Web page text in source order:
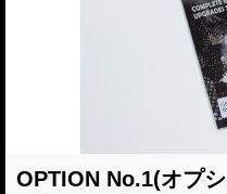
OPTION No.1(オプ